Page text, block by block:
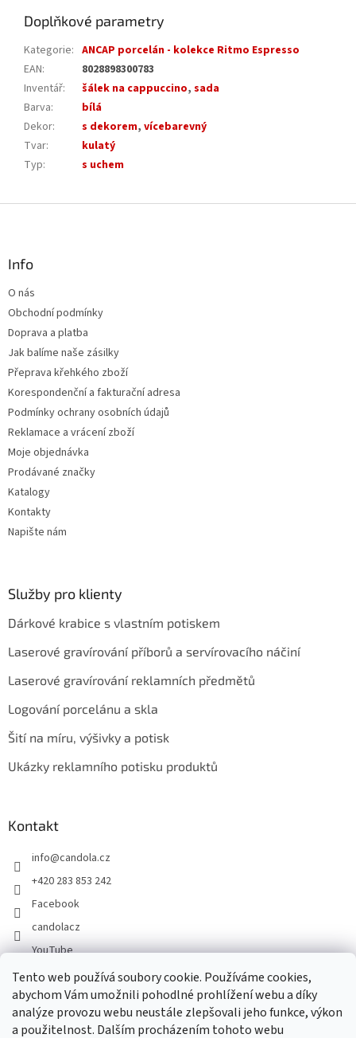
Tento web používá soubory cookie. Používáme cookies,
abychom Vám umožnili pohodlné prohlížení webu a díky
analýze provozu webu neustále zlepšovali jeho funkce, výkon
a použitelnost. Dalším procházením tohoto webu
Doplňkové parametry
Kategorie: ANCAP porcelán - kolekce Ritmo Espresso
EAN:
8028898300783
Inventář: šálek na cappuccino, sada
Barva:
bílá
Dekor: s dekorem, vícebarevný
Tvar:
kulatý
Typ: s uchem
Info
O nás
Obchodní podmínky
Doprava a platba
Jak balíme naše zásilky
Přeprava křehkého zboží
Korespondenční a fakturační adresa
Podmínky ochrany osobních údajů
Reklamace a vrácení zboží
Moje objednávka
Prodávané značky
Katalogy
Kontakty
Napište nám
Služby pro klienty
Dárkové krabice s vlastním potiskem
Laserové gravírování příborů a servírovacího náčiní
Laserové gravírování reklamních předmětů
Logování porcelánu a skla
Šití na míru, výšivky a potisk
Ukázky reklamního potisku produktů
Kontakt
info@candola.cz
+420 283 853 242
Facebook
candolacz
YouTube
Přijímáme online platby